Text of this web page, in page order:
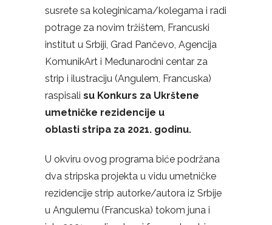
susrete sa koleginicama/kolegama i radi
potrage za novim tržištem, Francuski
institut u Srbiji, Grad Pančevo, Agencija
KomunikArt i Međunarodni centar za
strip i ilustraciju (Angulem, Francuska)
raspisali su Konkurs za Ukrštene
umetničke rezidencije u
oblasti stripa za 2021. godinu.
U okviru ovog programa biće podržana
dva stripska projekta u vidu umetničke
rezidencije strip autorke/autora iz Srbije
u Angulemu (Francuska) tokom juna i